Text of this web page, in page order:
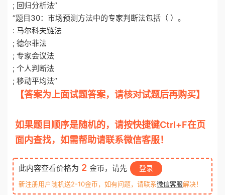
; 回归分析法”
“题目30：市场预测方法中的专家判断法包括（ ）。
: 马尔科夫链法
; 德尔菲法
; 专家会议法
; 个人判断法
; 移动平均法”
【答案为上面试题答案，请核对试题后再购买】
如果题目顺序是随机的，请按快捷键Ctrl+F在页
面内查找，如需帮助请联系微信客服！
此内容查看价格为 2 金币，请先 登录
新注册用户随机送2-10金币，如有问题，请联系微信客服解决！